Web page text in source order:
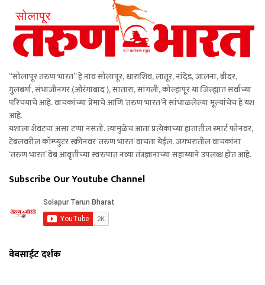
“सोलापूर तरुण भारत” हे नाव सोलापूर, धाराशिव, लातूर, नांदेड, जालना, बीदर,
गुलबर्गा, संभाजीनगर (औरंगाबाद ), सातारा, सांगली, कोल्हापूर या जिल्ह्यात सर्वांच्या
परिचयाचे आहे. वाचकांच्या प्रेमाचे आणि ‘तरुण भारत’ने सांभाळलेल्या मूल्यांचेच हे यश
आहे.
यशाला शेवटचा असा टप्पा नसतो. त्यामुळेच आता प्रत्येकाच्या हातातील स्मार्ट फोनवर,
टेबलवरील कॉम्प्युटर स्क्रीनवर ‘तरुण भारत’ वाचता येईल. जगभरातील वाचकांना
‘तरुण भारत’ वेब आवृत्तीच्या स्वरुपात नव्या तंत्रज्ञानाच्या सहाय्याने उपलब्ध होत आहे.
Subscribe Our Youtube Channel
वेबसाईट दर्शक